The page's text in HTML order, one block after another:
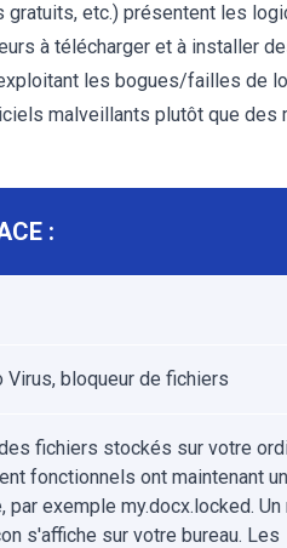
etc.) présentent les
à télécharger et à installer
les bogues/failles de
malveillants plutôt que des
:
Virus, bloqueur de fichiers
fichiers stockés sur votre
fonctionnels ont maintenant
exemple my.docx.locked.
s'affiche sur votre bureau. Les